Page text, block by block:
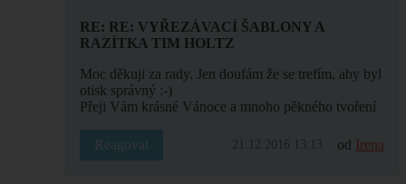
RE: RE: VYŘEZÁVACÍ ŠABLONY A
RAZÍTKA TIM HOLTZ
Moc děkuji za rady. Jen doufám že se trefím, aby byl
otisk správný :-)
Přeji Vám krásné Vánoce a mnoho pěkného tvoření
Reagovat 21.12.2016 13:13 od Irena